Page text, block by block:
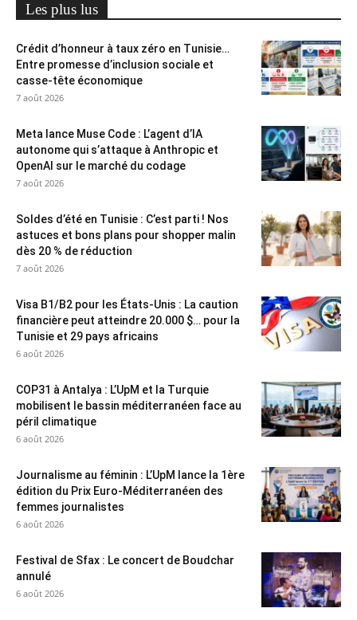
Les plus lus
Crédit d’honneur à taux zéro en Tunisie…
Entre promesse d’inclusion sociale et
casse-tête économique
7 août 2026
Meta lance Muse Code : L’agent d’IA
autonome qui s’attaque à Anthropic et
OpenAI sur le marché du codage
7 août 2026
Soldes d’été en Tunisie : C’est parti ! Nos
astuces et bons plans pour shopper malin
dès 20 % de réduction
7 août 2026
Visa B1/B2 pour les États-Unis : La caution
financière peut atteindre 20.000 $… pour la
Tunisie et 29 pays africains
6 août 2026
COP31 à Antalya : L’UpM et la Turquie
mobilisent le bassin méditerranéen face au
péril climatique
6 août 2026
Journalisme au féminin : L’UpM lance la 1ère
édition du Prix Euro-Méditerranéen des
femmes journalistes
6 août 2026
Festival de Sfax : Le concert de Boudchar
annulé
6 août 2026